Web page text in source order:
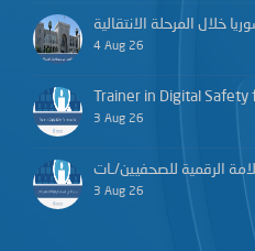
خلال المرحلة الانتقالية
4 Aug 26
Trainer in Digital
3 Aug 26
الرقمية للصحفيين/ـات
3 Aug 26